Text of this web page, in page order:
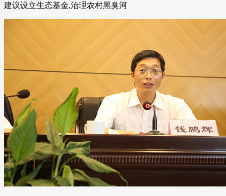
建议设立生态基金,治理农村黑臭河